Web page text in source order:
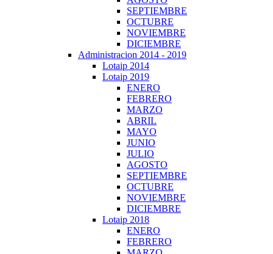
SEPTIEMBRE
OCTUBRE
NOVIEMBRE
DICIEMBRE
Administracion 2014 - 2019
Lotaip 2014
Lotaip 2019
ENERO
FEBRERO
MARZO
ABRIL
MAYO
JUNIO
JULIO
AGOSTO
SEPTIEMBRE
OCTUBRE
NOVIEMBRE
DICIEMBRE
Lotaip 2018
ENERO
FEBRERO